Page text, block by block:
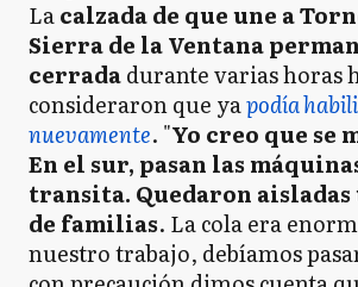
Lacalzada de que une a
Sierra de la Ventana
cerradadurante varias horas
consideraron que yapodía
nuevamente. "Yo creo que se
En el sur, pasan las
transita. Quedaron
de familias. La cola era
nuestro trabajo, debíamos